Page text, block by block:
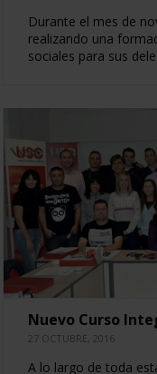
Durante el mes de
realizando una
sociales para sus
Nuevo Curso
27 OCTUBRE, 2016
A lo largo de toda